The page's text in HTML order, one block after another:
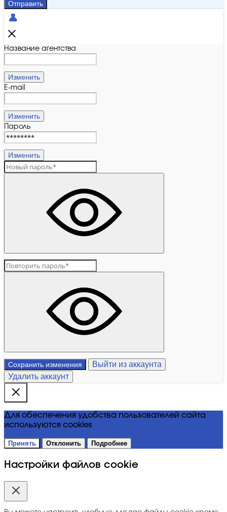
Отправить
Название агентства
Изменить
E-mail
Изменить
Пароль
Изменить
Сохранить изменения
Выйти из аккаунта
Удалить аккаунт
Для обеспечения удобства пользователей сайта
используются cookies
Принять Отклонить Подробнее
Настройки файлов cookie